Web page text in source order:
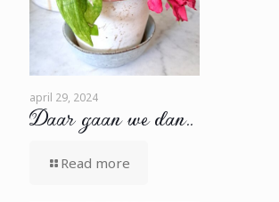
april 29, 2024
Daar gaan we dan..
Read more